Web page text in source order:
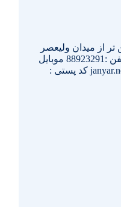
تر از میدان ولیعصر
کوچه صومعه سرا پلاک 18 واحد 2 تلفن :88923291 موبایل
:09338588710 ایمیل: janyar.net@gmail.com کد پستی :